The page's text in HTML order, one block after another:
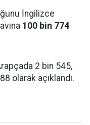
İngilizce
100 bin 774
2 bin 545,
olarak açıklandı.